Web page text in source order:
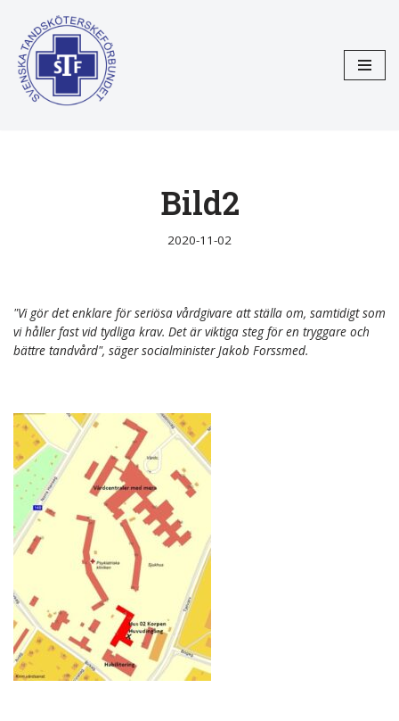
Hoppa
till
innehåll
Bild2
2020-11-02
"Vi gör det enklare för seriösa vårdgivare att ställa om, samtidigt som
vi håller fast vid tydliga krav. Det är viktiga steg för en tryggare och
bättre tandvård", säger socialminister Jakob Forssmed.